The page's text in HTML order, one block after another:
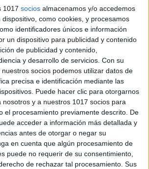
1017 socios almacenamos y/o accedemos
como cookies, y procesamos
identificadores únicos e información
un dispositivo para publicidad y contenido
de publicidad y contenido,
y desarrollo de servicios. Con su
socios podemos utilizar datos de
precisa e identificación mediante las
Puede hacer clic para otorgarnos
nosotros y a nuestros 1017 socios para
el procesamiento previamente descrito. De
acceder a información más detallada y
antes de otorgar o negar su
en cuenta que algún procesamiento de
puede no requerir de su consentimiento,
de rechazar tal procesamiento. Sus
didáctica el abecedario
2026
de los primeros grandes
Reconocer las letras,
imágenes y escuchar su sonido
y niñas a iniciarse en […]